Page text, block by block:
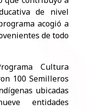
de nivel
acogió a
de todo
Cultura
100 Semilleros
ubicadas
entidades